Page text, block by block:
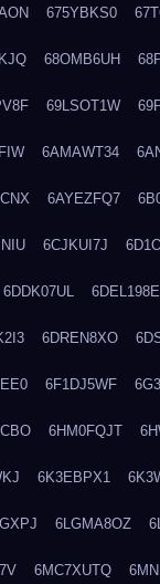
675YBKS0
68OMB6UH
69LSOT1W
6AMAWT34
6AYEZFQ7
6CJKUI7J
6DDK07UL 6DEL198E
6DREN8XO
6F1DJ5WF
6HM0FQJT
6K3EBPX1
6LGMA8OZ
6MC7XUTQ